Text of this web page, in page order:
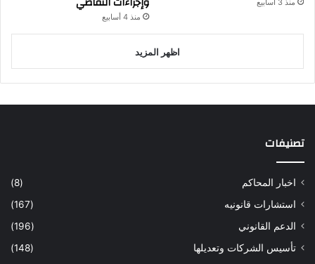
منذ 3 أسابيع
منذ 4 أسابيع
اظهر المزيد
تصنيفات
اخبار المحاكم
(8)
استشارات قانونيه
(167)
الدعم القانوني
(196)
تأسيس الشركات وتعديلها
(148)